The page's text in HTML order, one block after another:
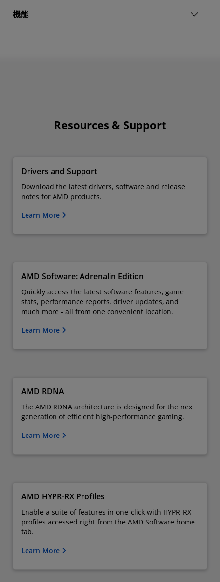
機能
Resources & Support
Drivers and Support
Download the latest drivers, software and release
notes for AMD products.
Learn More
AMD Software: Adrenalin Edition
Quickly access the latest software features, game
stats, performance reports, driver updates, and
much more - all from one convenient location.
Learn More
AMD RDNA
The AMD RDNA architecture is designed for the next
generation of efficient high-performance gaming.
Learn More
AMD HYPR-RX Profiles
Enable a suite of features in one-click with HYPR-RX
profiles accessed right from the AMD Software home
tab.
Learn More